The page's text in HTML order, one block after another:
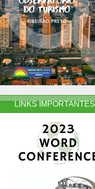
LINKS IMPORTANTES